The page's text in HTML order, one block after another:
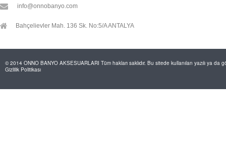
info@onnobanyo.com
Bahçelievler Mah. 136 Sk. No:5/A ANTALYA
© 2014 ONNO BANYO AKSESUARLARI Tüm hakları saklıdır. Bu sitede kullanılan yazılı ya da
Gizlilik Politikası